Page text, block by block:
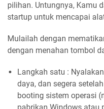
pilihan. Untungnya, Kamu
startup untuk mencapai
Mulailah dengan
dengan menahan tombol
Langkah satu :
daya, dan segera
booting sistem operasi